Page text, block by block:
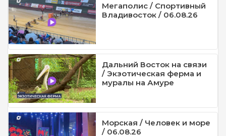
Мегаполис / Спортивный
Владивосток / 06.08.26
Дальний Восток на связи
/ Экзотическая ферма и
муралы на Амуре
Морская / Человек и море
/ 06.08.26